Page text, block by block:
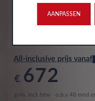
All-inclusive prijs vanaf
€ 672
p/m. incl. btw o.b.v 48 mnd
AANPASSEN